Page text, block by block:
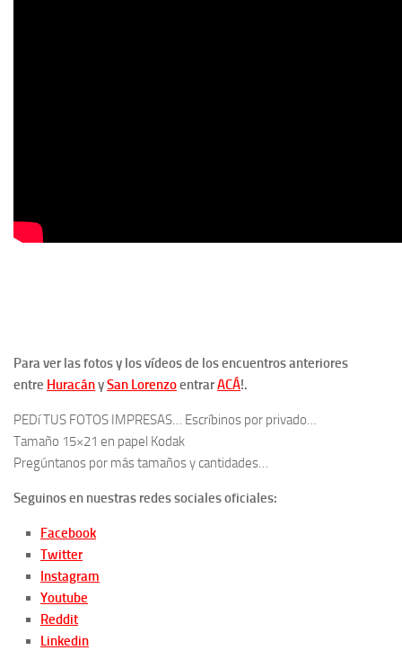
Para ver las fotos y los vídeos de los encuentros anteriores
entre HuracánySan LorenzoentrarACÁ!.
PEDí TUS FOTOS IMPRESAS… Escríbinos por privado…
Tamaño 15×21 en papel Kodak
Pregúntanos por más tamaños y cantidades…
Seguinos en nuestras redes sociales oficiales:
Facebook
Twitter
Instagram
Youtube
Reddit
Linkedin